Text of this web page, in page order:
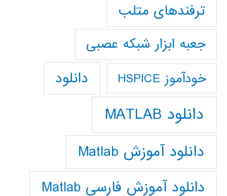
ترفندهای متلب
جعبه ابزار شبکه عصبی
خودآموز HSPICE دانلود
دانلود MATLAB
دانلود آموزش Matlab
دانلود آموزش فارسي Matlab